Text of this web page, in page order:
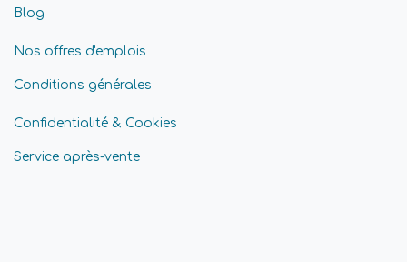
Blog
Nos offres d'emplois
Conditions générales
Confidentialité & Cookies
Service après-vente